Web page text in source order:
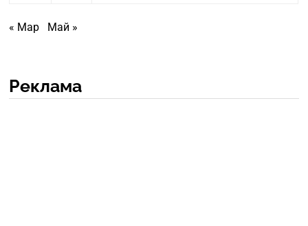
« Мар Май »
Реклама